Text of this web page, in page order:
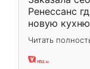
Ренессанс
новую
вполне
два года,
Читать